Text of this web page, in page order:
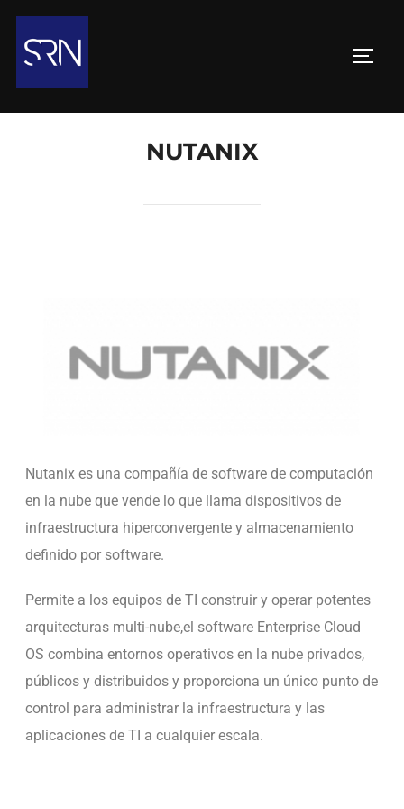
NUTANIX
Nutanix es una compañía de software de computación
en la nube que vende lo que llama dispositivos de
infraestructura hiperconvergente y almacenamiento
definido por software.
Permite a los equipos de TI construir y operar potentes
arquitecturas multi-nube,el software Enterprise Cloud
OS combina entornos operativos en la nube privados,
públicos y distribuidos y proporciona un único punto de
control para administrar la infraestructura y las
aplicaciones de TI a cualquier escala.